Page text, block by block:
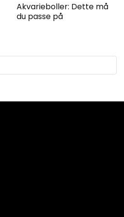
Akvarieboller: Dette må
du passe på